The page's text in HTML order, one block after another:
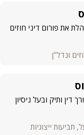
את פורום דיני חוזים
ונדל"ן
דין ותיק ובעל ניסיון
תביעות ייצוגיות